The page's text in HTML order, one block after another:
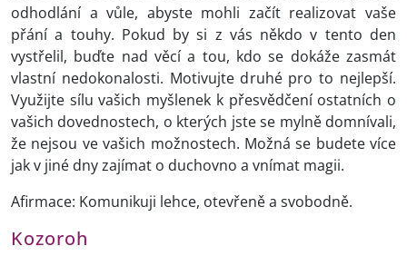
odhodlání a vůle, abyste mohli začít realizovat vaše
přání a touhy. Pokud by si z vás někdo v tento den
vystřelil, buďte nad věcí a tou, kdo se dokáže zasmát
vlastní nedokonalosti. Motivujte druhé pro to nejlepší.
Využijte sílu vašich myšlenek k přesvědčení ostatních o
vašich dovednostech, o kterých jste se mylně domnívali,
že nejsou ve vašich možnostech. Možná se budete více
jak v jiné dny zajímat o duchovno a vnímat magii.
Afirmace: Komunikuji lehce, otevřeně a svobodně.
Kozoroh